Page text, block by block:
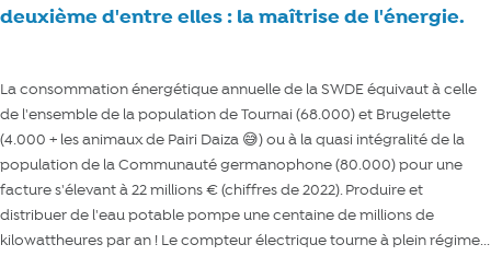
deuxième d'entre elles : la maîtrise de l'énergie.
La consommation énergétique annuelle de la SWDE équivaut à celle
de l'ensemble de la population de Tournai (68.000) et Brugelette
(4.000 + les animaux de Pairi Daiza 😅) ou à la quasi intégralité de la
population de la Communauté germanophone (80.000) pour une
facture s'élevant à 22 millions € (chiffres de 2022). Produire et
distribuer de l'eau potable pompe une centaine de millions de
kilowattheures par an ! Le compteur électrique tourne à plein régime...